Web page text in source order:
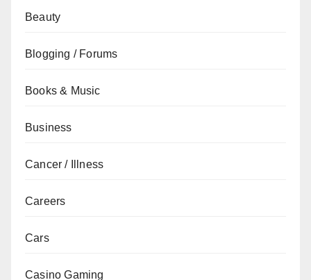
Beauty
Blogging / Forums
Books & Music
Business
Cancer / Illness
Careers
Cars
Casino Gaming